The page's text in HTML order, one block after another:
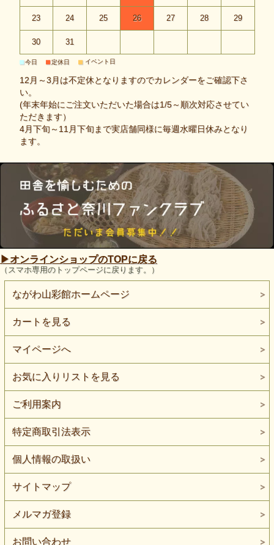
23 24 25 26 27 28 29
30 31
■今日 ■定休日 ■ イベント日
12月～3月は不定休となりますのでカレンダーをご確認下さ
い。
(年末年始にご注文いただいた場合は1/5～順次対応させてい
ただきます）
4月下旬～11月下旬まで実店舗同様に毎週水曜日休みとなり
ます。
▶︎オンラインショップのTOPに戻る
（スマホ専用のトップページに戻ります。）
ながわ山彩館ホームページ
カートを見る
マイページへ
お気に入りリストを見る
ご利用案内
特定商取引法表示
個人情報の取扱い
サイトマップ
メルマガ登録
お問い合わせ